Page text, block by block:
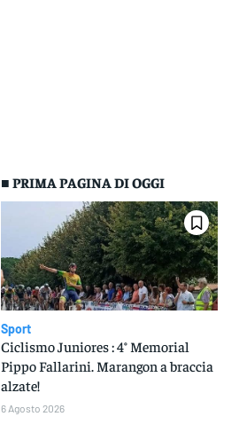
■ PRIMA PAGINA DI OGGI
Sport
Ciclismo Juniores : 4° Memorial
Pippo Fallarini. Marangon a braccia
alzate!
6 Agosto 2026